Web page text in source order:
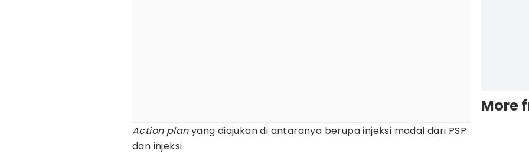
Action planyang diajukan di antaranya berupa injeksi modal dari PSP
dan injeksi
More